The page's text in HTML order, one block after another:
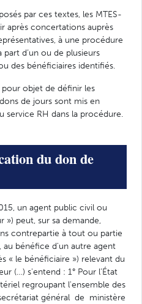
par ces textes, les MTES-
après concertations auprès
à une procédure
d’un ou de plusieurs
des bénéficiaires identifiés.
objet de définir les
de jours sont mis en
RH dans la procédure.
du don de
un agent public civil ou
») peut, sur sa demande,
contrepartie à tout ou partie
au bénéfice d'un autre agent
« le bénéficiaire ») relevant du
(…) s'entend : 1° Pour l’État
regroupant l'ensemble des
général de ministère